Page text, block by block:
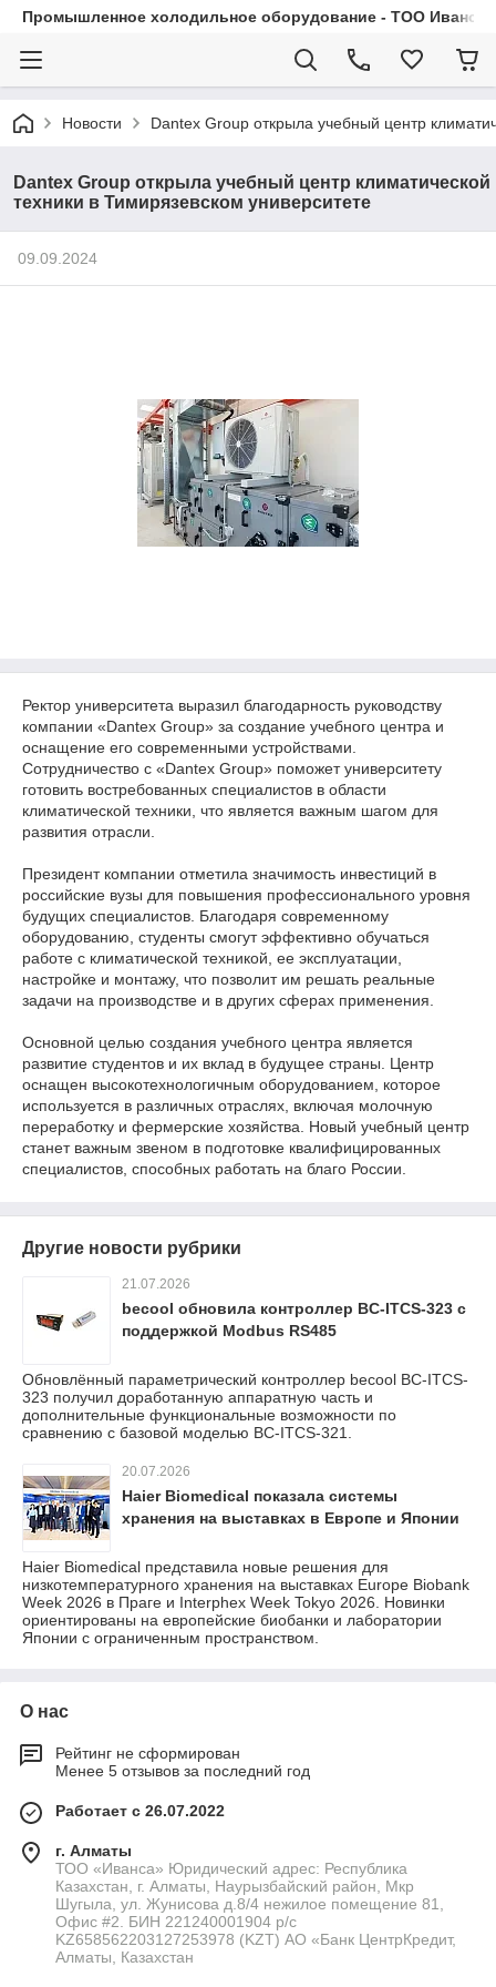
Промышленное холодильное оборудование - ТОО
Новости Dantex Group открыла учебный центр
Dantex Group открыла учебный центр климатической
техники в Тимирязевском университете
09.09.2024
Ректор университета выразил благодарность руководству
компании «Dantex Group» за создание учебного центра и
оснащение его современными устройствами.
Сотрудничество с «Dantex Group» поможет университету
готовить востребованных специалистов в области
климатической техники, что является важным шагом для
развития отрасли.
Президент компании отметила значимость инвестиций в
российские вузы для повышения профессионального уровня
будущих специалистов. Благодаря современному
оборудованию, студенты смогут эффективно обучаться
работе с климатической техникой, ее эксплуатации,
настройке и монтажу, что позволит им решать реальные
задачи на производстве и в других сферах применения.
Основной целью создания учебного центра является
развитие студентов и их вклад в будущее страны. Центр
оснащен высокотехнологичным оборудованием, которое
используется в различных отраслях, включая молочную
переработку и фермерские хозяйства. Новый учебный центр
станет важным звеном в подготовке квалифицированных
специалистов, способных работать на благо России.
Другие новости рубрики
21.07.2026
becool обновила контроллер BC-ITCS-323 с
поддержкой Modbus RS485
Обновлённый параметрический контроллер becool BC-ITCS-
323 получил доработанную аппаратную часть и
дополнительные функциональные возможности по
сравнению с базовой моделью BC-ITCS-321.
20.07.2026
Haier Biomedical показала системы
хранения на выставках в Европе и Японии
Haier Biomedical представила новые решения для
низкотемпературного хранения на выставках Europe Biobank
Week 2026 в Праге и Interphex Week Tokyo 2026. Новинки
ориентированы на европейские биобанки и лаборатории
Японии с ограниченным пространством.
О нас
Рейтинг не сформирован
Менее 5 отзывов за последний год
Работает с 26.07.2022
г. Алматы
ТОО «Иванса» Юридический адрес: Республика
Казахстан, г. Алматы, Наурызбайский район, Мкр
Шугыла, ул. Жунисова д.8/4 нежилое помещение 81,
Офис #2. БИН 221240001904 р/с
KZ658562203127253978 (KZT) АО «Банк ЦентрКредит,
Алматы, Казахстан